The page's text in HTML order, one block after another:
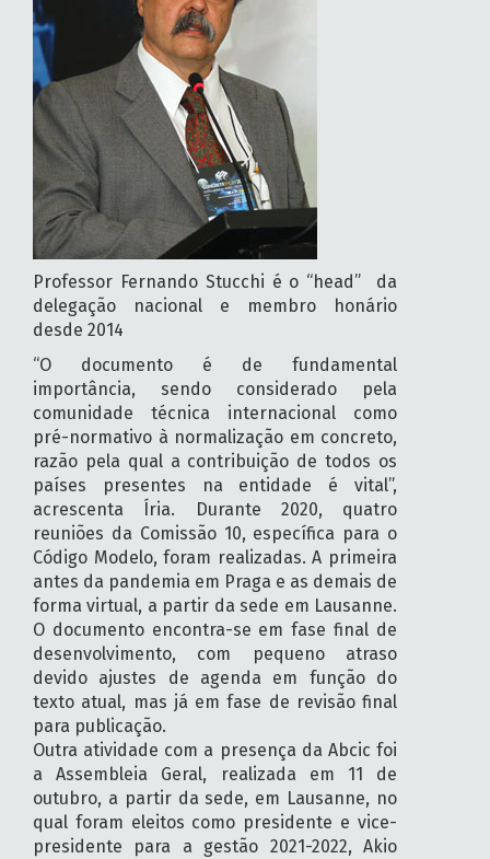
Professor Fernando Stucchi é o “head” da
delegação nacional e membro honário
desde 2014
“O documento é de fundamental
importância, sendo considerado pela
comunidade técnica internacional como
pré-normativo à normalização em concreto,
razão pela qual a contribuição de todos os
países presentes na entidade é vital”,
acrescenta Íria. Durante 2020, quatro
reuniões da Comissão 10, específica para o
Código Modelo, foram realizadas. A primeira
antes da pandemia em Praga e as demais de
forma virtual, a partir da sede em Lausanne.
O documento encontra-se em fase final de
desenvolvimento, com pequeno atraso
devido ajustes de agenda em função do
texto atual, mas já em fase de revisão final
para publicação.
Outra atividade com a presença da Abcic foi
a Assembleia Geral, realizada em 11 de
outubro, a partir da sede, em Lausanne, no
qual foram eleitos como presidente e vice-
presidente para a gestão 2021-2022, Akio